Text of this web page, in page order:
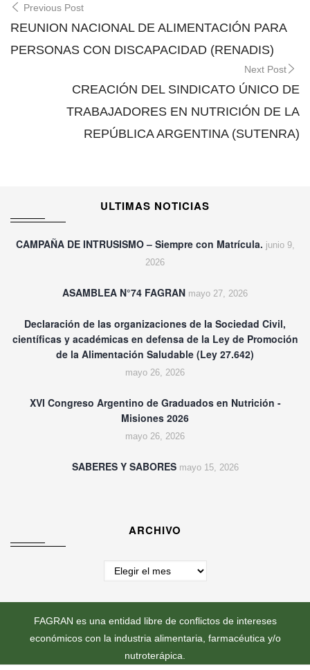
Post
navigation
Previous Post
REUNION NACIONAL DE ALIMENTACIÓN PARA
PERSONAS CON DISCAPACIDAD (RENADIS)
Next Post
CREACIÓN DEL SINDICATO ÚNICO DE
TRABAJADORES EN NUTRICIÓN DE LA
REPÚBLICA ARGENTINA (SUTENRA)
ULTIMAS NOTICIAS
CAMPAÑA DE INTRUSISMO – Siempre con Matrícula. junio 9,
2026
ASAMBLEA N°74 FAGRAN mayo 27, 2026
Declaración de las organizaciones de la Sociedad Civil,
científicas y académicas en defensa de la Ley de Promoción
de la Alimentación Saludable (Ley 27.642)
mayo 26, 2026
XVI Congreso Argentino de Graduados en Nutrición -
Misiones 2026
mayo 26, 2026
SABERES Y SABORES mayo 15, 2026
ARCHIVO
Archivo
FAGRAN es una entidad libre de conflictos de intereses
económicos con la industria alimentaria, farmacéutica y/o
nutroterápica.